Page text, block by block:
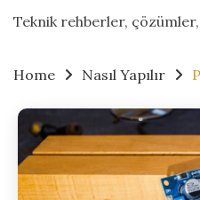
Teknik rehberler,
Home Nasıl Yapılır